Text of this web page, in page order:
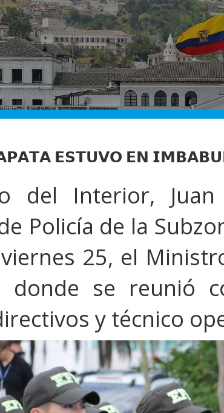
𝗘𝗦𝗧𝗨𝗩𝗢 𝗘𝗡
del Interior,
Policía de la
25, el
donde se reunió
y técnico